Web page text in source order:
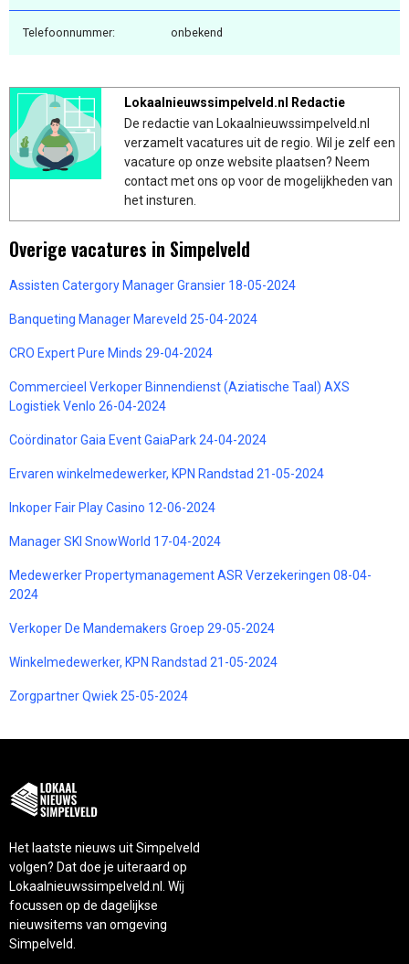
Telefoonnummer: onbekend
Lokaalnieuwssimpelveld.nl Redactie
De redactie van Lokaalnieuwssimpelveld.nl
verzamelt vacatures uit de regio. Wil je zelf een
vacature op onze website plaatsen? Neem
contact met ons op voor de mogelijkheden van
het insturen.
Overige vacatures in Simpelveld
Assisten Catergory Manager Gransier 18-05-2024
Banqueting Manager Mareveld 25-04-2024
CRO Expert Pure Minds 29-04-2024
Commercieel Verkoper Binnendienst (Aziatische Taal) AXS
Logistiek Venlo 26-04-2024
Coördinator Gaia Event GaiaPark 24-04-2024
Ervaren winkelmedewerker, KPN Randstad 21-05-2024
Inkoper Fair Play Casino 12-06-2024
Manager SKI SnowWorld 17-04-2024
Medewerker Propertymanagement ASR Verzekeringen 08-04-
2024
Verkoper De Mandemakers Groep 29-05-2024
Winkelmedewerker, KPN Randstad 21-05-2024
Zorgpartner Qwiek 25-05-2024
Het laatste nieuws uit Simpelveld
volgen? Dat doe je uiteraard op
Lokaalnieuwssimpelveld.nl. Wij
focussen op de dagelijkse
nieuwsitems van omgeving
Simpelveld.